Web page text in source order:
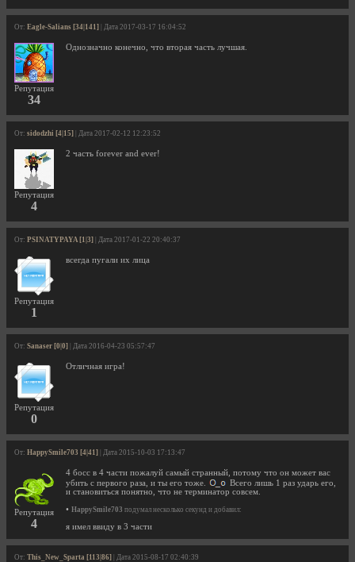
От: Eagle-Salians [34|141] | Дата 2017-03-17 16:04:52
Репутация
34
Однозначно конечно, что вторая часть лучшая.
От: sidodzhi [4|15] | Дата 2017-02-12 12:23:52
Репутация
4
2 часть forever and ever!
От: PSINATYPAYA [1|3] | Дата 2017-01-22 20:40:37
Репутация
1
всегда пугали их лица
От: Sanaser [0|0] | Дата 2016-04-23 05:57:47
Репутация
0
Отличная игра!
От: HappySmile703 [4|41] | Дата 2015-10-03 17:13:47
Репутация
4
4 босс в 4 части пожалуй самый странный, потому что он может вас
убить с первого раза, и ты его тоже.
Всего лишь 1 раз ударь его,
и становиться понятно, что не терминатор совсем.
• HappySmile703 подумал несколько секунд и добавил:
я имел ввиду в 3 части
От: This_New_Sparta [113|86] | Дата 2015-08-17 02:40:39